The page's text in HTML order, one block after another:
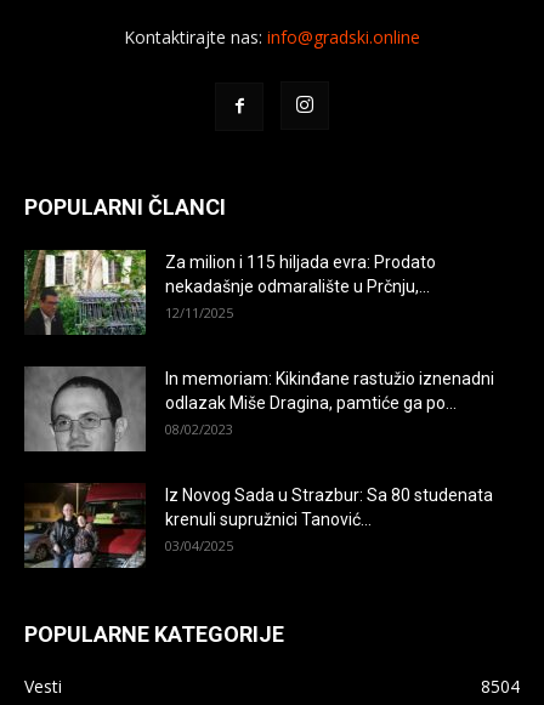
Kontaktirajte nas: info@gradski.online
POPULARNI ČLANCI
Za milion i 115 hiljada evra: Prodato
nekadašnje odmaralište u Prčnju,...
12/11/2025
In memoriam: Kikinđane rastužio iznenadni
odlazak Miše Dragina, pamtiće ga po...
08/02/2023
Iz Novog Sada u Strazbur: Sa 80 studenata
krenuli supružnici Tanović...
03/04/2025
POPULARNE KATEGORIJE
Vesti 8504